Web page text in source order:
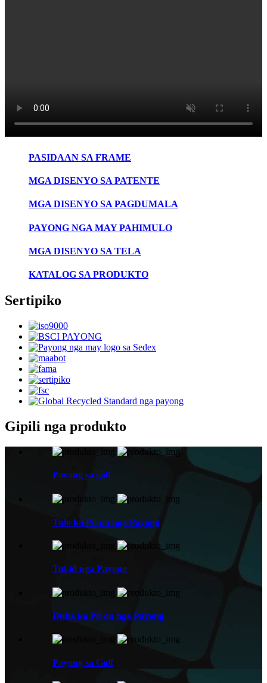
PASIDAAN SA FRAME
MGA DISENYO SA PATENTE
MGA DISENYO SA PAGDUMALA
PAYONG NGA MAY PAHIMULO
MGA DISENYO SA TELA
KATALOG SA PRODUKTO
Sertipiko
Gipili nga produkto
Payong sa golf
Tulo ka Pil-on nga Payong
Tul-id nga Payong
Duha ka Pil-on nga Payong
Payong sa Golf